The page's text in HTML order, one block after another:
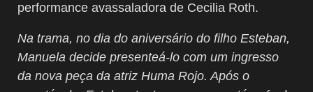
performance avassaladora de Cecilia Roth.
Na trama, no dia do aniversário do filho Esteban,
Manuela decide presenteá-lo com um ingresso
da nova peça da atriz Huma Rojo. Após o